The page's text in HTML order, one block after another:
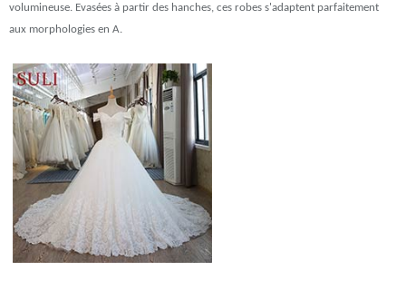
volumineuse. Evasées à partir des hanches, ces robes s'adaptent parfaitement
aux morphologies en A.